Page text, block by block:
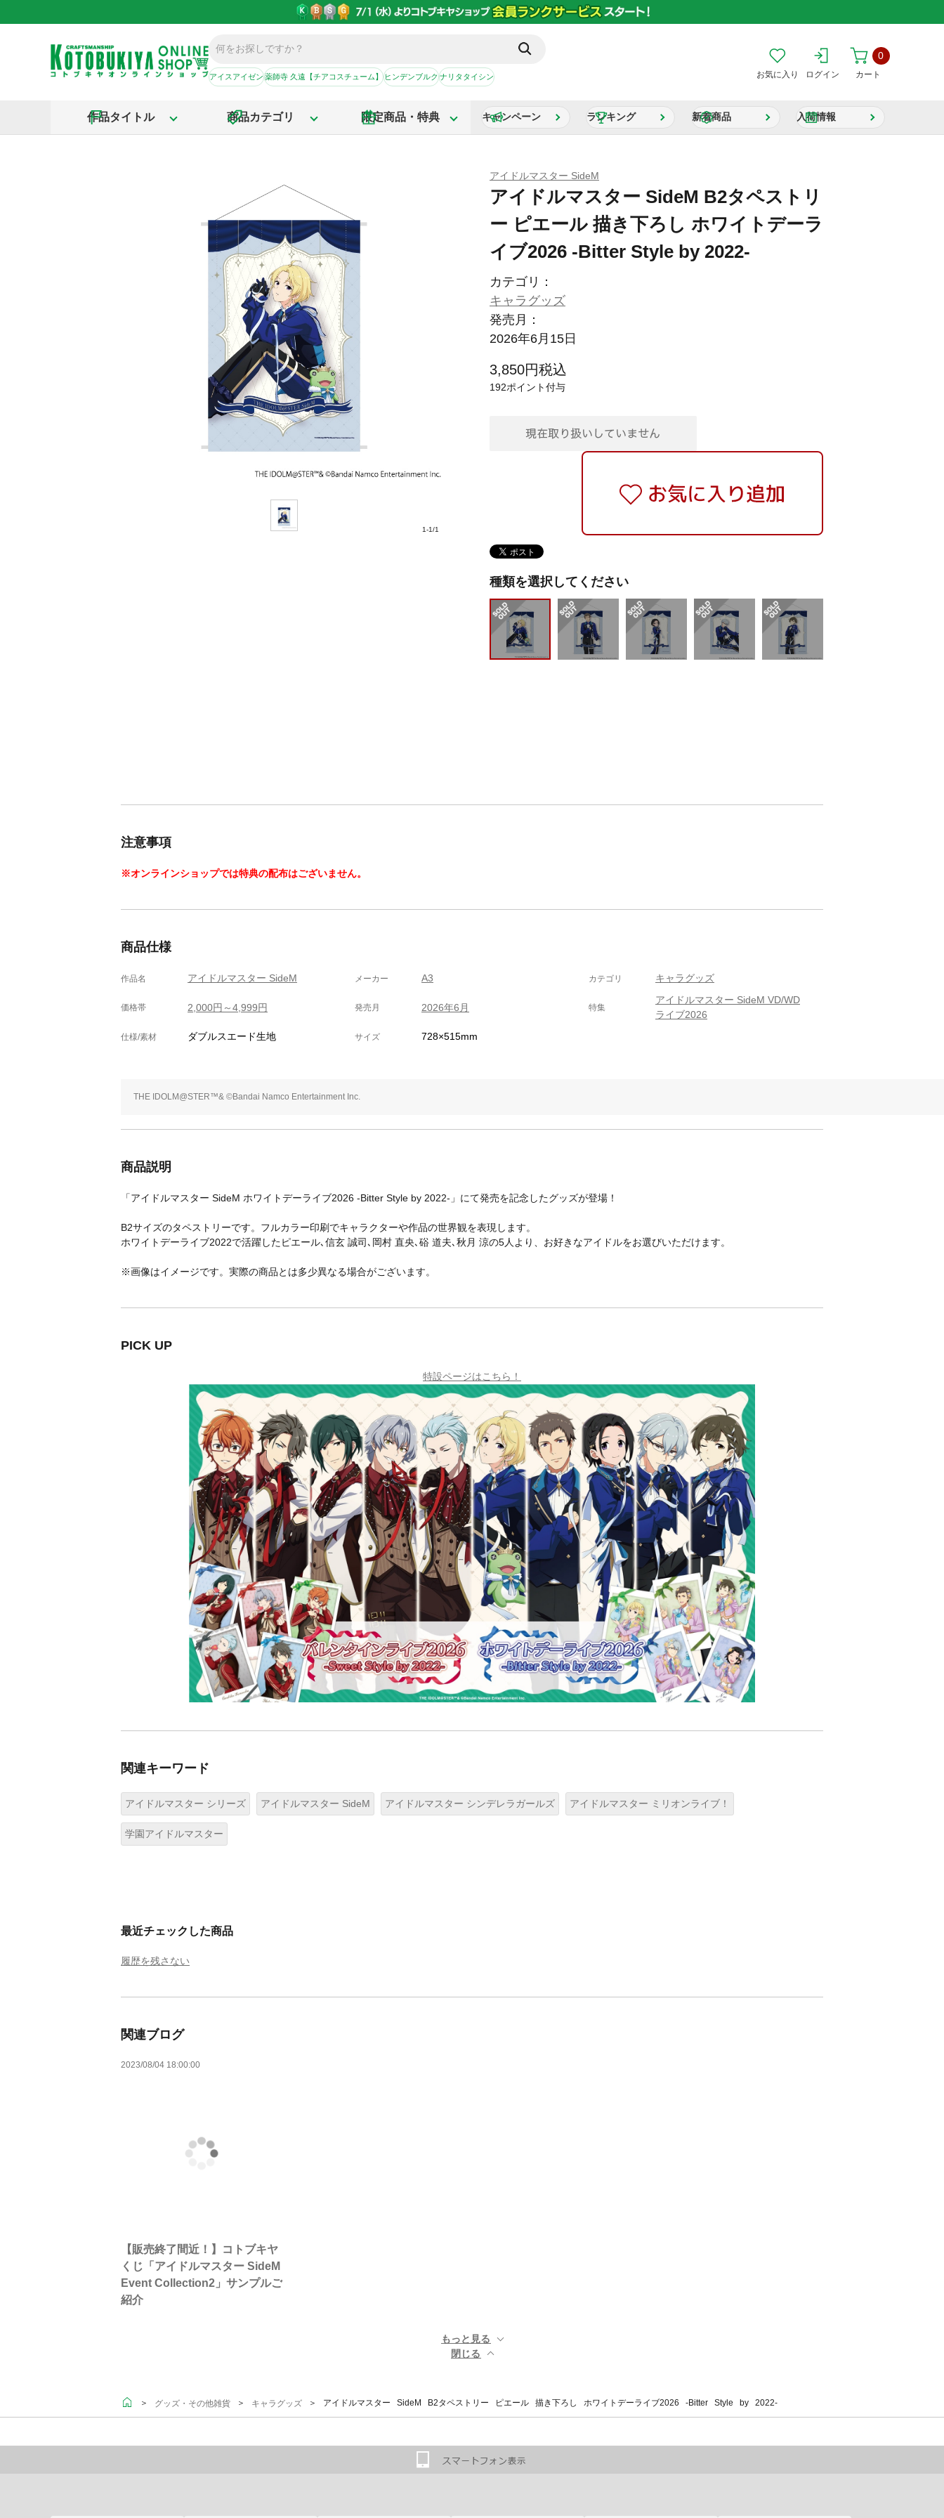
アイスアイゼン薬師寺 久遠【チアコスチューム】ヒンデンブルクナリタタイシン お気に入り ログイン カート
0
作品タイトル 商品カテゴリ 限定商品・特典 キャンペーン ランキング 新着商品 入荷情報
1-1/1
アイドルマスター SideM
アイドルマスター SideM B2タペストリ
ー ピエール 描き下ろし ホワイトデーラ
イブ2026 -Bitter Style by 2022-
カテゴリ：
キャラグッズ
発売月：
2026年6月15日
3,850円税込
192ポイント付与
種類を選択してください
注意事項
※オンラインショップでは特典の配布はございません。
商品仕様
作品名 アイドルマスター SideM メーカー A3 カテゴリ キャラグッズ
価格帯 2,000円～4,999円 発売月 2026年6月 特集
アイドルマスター SideM VD/WD
ライブ2026
仕様/素材 ダブルスエード生地 サイズ 728×515mm
THE IDOLM@STER™& ©Bandai Namco Entertainment Inc.
商品説明
「アイドルマスター SideM ホワイトデーライブ2026 -Bitter Style by 2022-」にて発売を記念したグッズが登場！
B2サイズのタペストリーです。フルカラー印刷でキャラクターや作品の世界観を表現します。
ホワイトデーライブ2022で活躍したピエール､信玄 誠司､岡村 直央､硲 道夫､秋月 涼の5人より、お好きなアイドルをお選びいただけます。
※画像はイメージです。実際の商品とは多少異なる場合がございます。
PICK UP
特設ページはこちら！
関連キーワード
アイドルマスター シリーズ アイドルマスター SideM アイドルマスター シンデレラガールズ アイドルマスター ミリオンライブ！
学園アイドルマスター
最近チェックした商品
履歴を残さない
関連ブログ
2023/08/04 18:00:00
【販売終了間近！】コトブキヤ
くじ「アイドルマスター SideM
Event Collection2」サンプルご
紹介
もっと見る ▼
閉じる ▲
＞ グッズ・その他雑貨 ＞ キャラグッズ ＞ アイドルマスター SideM B2タペストリー ピエール 描き下ろし ホワイトデーライブ2026 -Bitter Style by 2022-